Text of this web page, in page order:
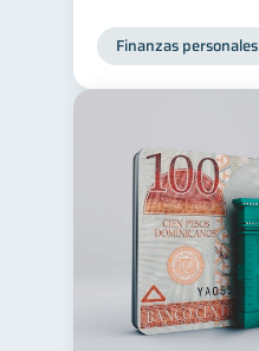
Finanzas personales